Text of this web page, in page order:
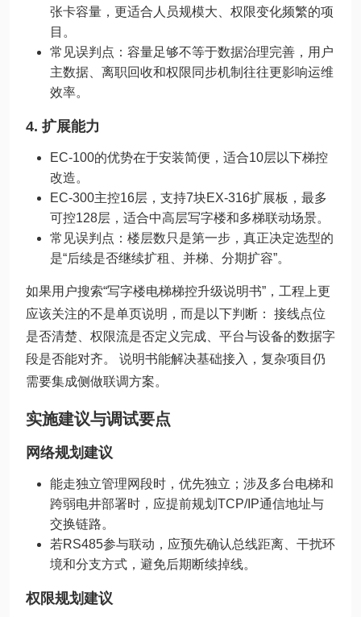
张卡容量，更适合人员规模大、权限变化频繁的项
目。
常见误判点：容量足够不等于数据治理完善，用户
主数据、离职回收和权限同步机制往往更影响运维
效率。
4. 扩展能力
EC-100的优势在于安装简便，适合10层以下梯控
改造。
EC-300主控16层，支持7块EX-316扩展板，最多
可控128层，适合中高层写字楼和多梯联动场景。
常见误判点：楼层数只是第一步，真正决定选型的
是“后续是否继续扩租、并梯、分期扩容”。
如果用户搜索“写字楼电梯梯控升级说明书”，工程上更
应该关注的不是单页说明，而是以下判断： 接线点位
是否清楚、权限流是否定义完成、平台与设备的数据字
段是否能对齐。 说明书能解决基础接入，复杂项目仍
需要集成侧做联调方案。
实施建议与调试要点
网络规划建议
能走独立管理网段时，优先独立；涉及多台电梯和
跨弱电井部署时，应提前规划TCP/IP通信地址与
交换链路。
若RS485参与联动，应预先确认总线距离、干扰环
境和分支方式，避免后期断续掉线。
权限规划建议